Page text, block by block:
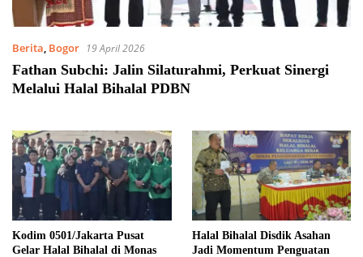
Berita, Bogor 19 April 2026
Fathan Subchi: Jalin Silaturahmi, Perkuat Sinergi
Melalui Halal Bihalal PDBN
Kodim 0501/Jakarta Pusat
Gelar Halal Bihalal di Monas
Halal Bihalal Disdik Asahan
Jadi Momentum Penguatan